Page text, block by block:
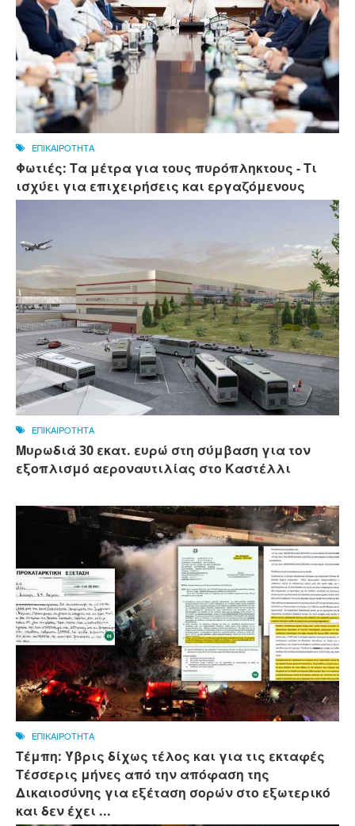
ΕΠΙΚΑΙΡΟΤΗΤΑ
Φωτιές: Τα μέτρα για τους πυρόπληκτους - Τι
ισχύει για επιχειρήσεις και εργαζόμενους
ΕΠΙΚΑΙΡΟΤΗΤΑ
Μυρωδιά 30 εκατ. ευρώ στη σύμβαση για τον
εξοπλισμό αεροναυτιλίας στο Καστέλλι
ΕΠΙΚΑΙΡΟΤΗΤΑ
Τέμπη: Ύβρις δίχως τέλος και για τις εκταφές
Τέσσερις μήνες από την απόφαση της
Δικαιοσύνης για εξέταση σορών στο εξωτερικό
και δεν έχει ...